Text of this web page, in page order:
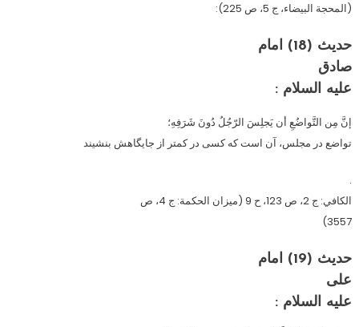
(المحجة البیضاء، ج 5، ص 225):
حدیث (18) امام
صادق
عليه‏ السلام :
إنَّ مِن التَّواضُعِ أن يَجلِسَ الرّجُلُ دُونَ شَرَفِهِ؛
تواضع در مجلس، آن است كه كسى در كم‏تر از جايگاهش بنشيند
.
الكافي: ج 2، ص 123، ح 9 (ميزان الحكمة: ج 4، ص
3557)
حدیث (19) امام
علی
عليه‏ السلام :